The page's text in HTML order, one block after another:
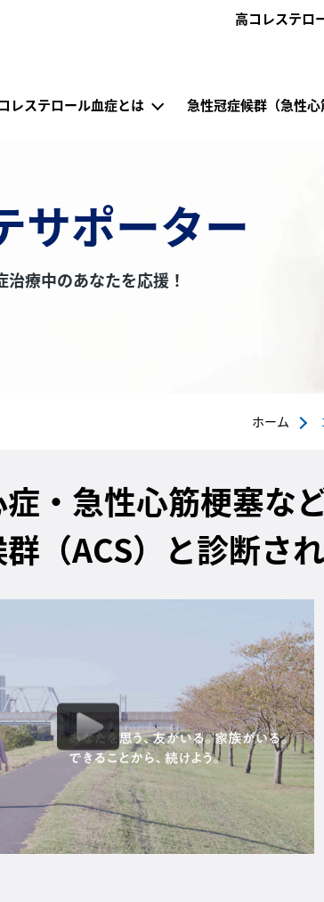
高コレステロ
レステロール血症とは 急性冠症候群（急性
サポーター
療中のあなたを応援！
ホーム
・急性心筋梗塞な
（ACS）と診断さ